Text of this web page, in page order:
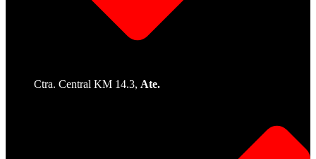
Ctra. Central KM 14.3, Ate.